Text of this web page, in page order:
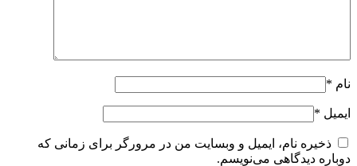
نام *
ایمیل *
ذخیره نام، ایمیل و وبسایت من در مرورگر برای زمانی که
دوباره دیدگاهی می‌نویسم.